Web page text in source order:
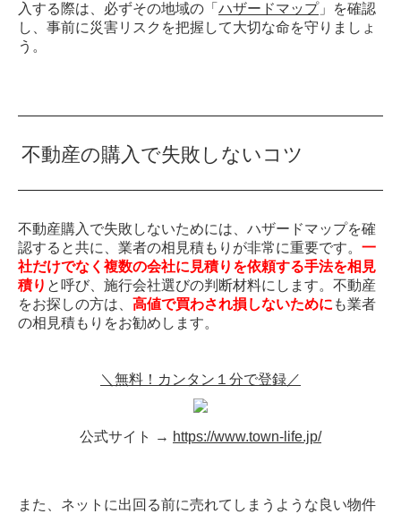
入する際は、必ずその地域の「 ハザードマップ」を確認
し、事前に災害リスクを把握して大切な命を守りましょ
う。
不動産の購入で失敗しないコツ
不動産購入で失敗しないためには、ハザードマップを確
認すると共に、業者の相見積もりが非常に重要です。 一
社だけでなく複数の会社に見積りを依頼する手法を相見
積り と呼び、施行会社選びの判断材料にします。不動産
をお探しの方は、 高値で買わされ損しないために も業者
の相見積もりをお勧めします。
＼無料！カンタン１分で登録／
公式サイト → https://www.town-life.jp/
また、ネットに出回る前に売れてしまうような良い物件